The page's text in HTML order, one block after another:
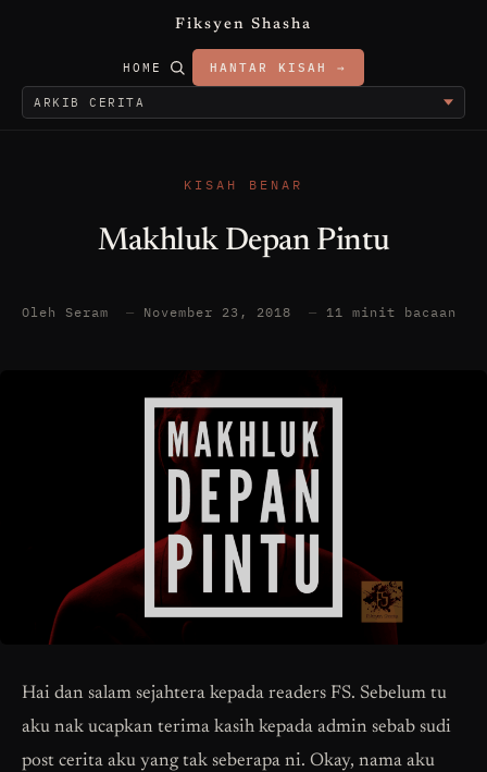
Fiksyen Shasha
HOME HANTAR KISAH →
KISAH BENAR
Makhluk Depan Pintu
Oleh Seram — November 23, 2018 — 11 minit bacaan
Hai dan salam sejahtera kepada readers FS. Sebelum tu
aku nak ucapkan terima kasih kepada admin sebab sudi
post cerita aku yang tak seberapa ni. Okay, nama aku